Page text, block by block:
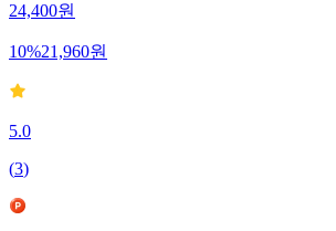
24,400원
10%21,960원
5.0
(3)